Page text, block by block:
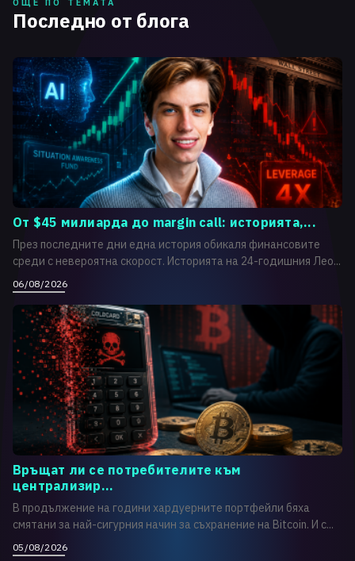
ОЩЕ ПО ТЕМАТА
Последно от блога
От $45 милиарда до margin call: историята,...
През последните дни една история обикаля финансовите
среди с невероятна скорост. Историята на 24-годишния Лео...
06/08/2026
Връщат ли се потребителите към
централизир...
В продължение на години хардуерните портфейли бяха
смятани за най-сигурния начин за съхранение на Bitcoin. И с...
05/08/2026